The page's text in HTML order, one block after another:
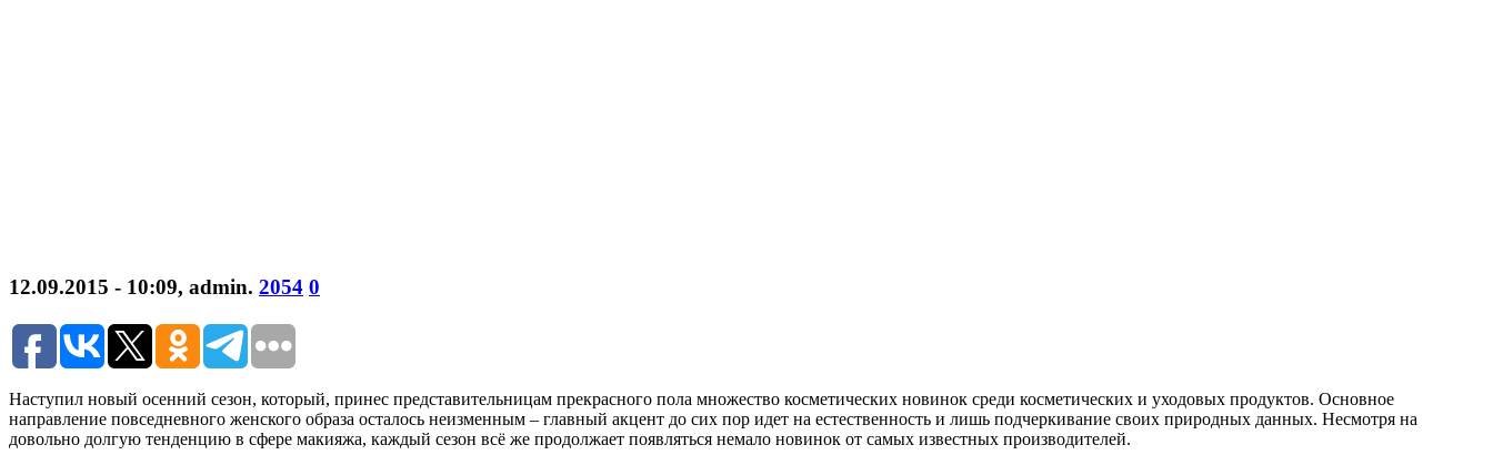
12.09.2015 - 10:09, admin. 2054 0
Наступил новый осенний сезон, который, принес представительницам прекрасного пола множество косметических новинок среди косметических и уходовых продуктов. Основное
направление повседневного женского образа осталось неизменным – главный акцент до сих пор идет на естественность и лишь подчеркивание своих природных данных. Несмотря на
довольно долгую тенденцию в сфере макияжа, каждый сезон всё же продолжает появляться немало новинок от самых известных производителей.